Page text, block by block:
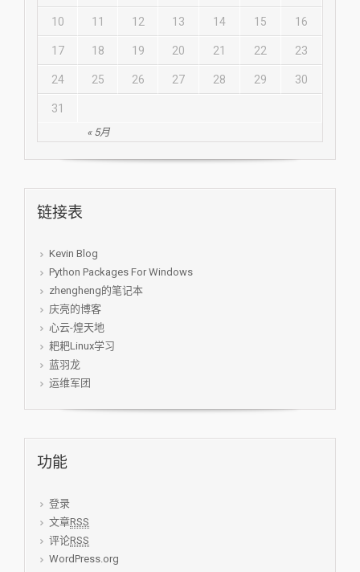
« 5月
10 11 12 13 14 15 16
17 18 19 20 21 22 23
24 25 26 27 28 29 30
31
链接表
Kevin Blog
Python Packages For Windows
zhengheng的笔记本
庆亮的博客
心云-煌天地
耙耙Linux学习
蓝羽龙
运维军团
功能
登录
文章RSS
评论RSS
WordPress.org